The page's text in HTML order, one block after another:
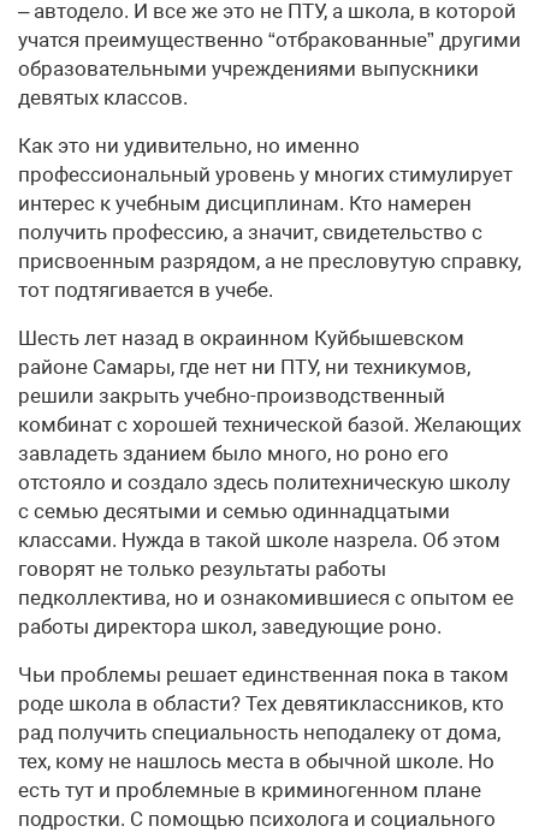
– автодело. И все же это не ПТУ, а школа, в которой
учатся преимущественно “отбракованные” другими
образовательными учреждениями выпускники
девятых классов.
Как это ни удивительно, но именно
профессиональный уровень у многих стимулирует
интерес к учебным дисциплинам. Кто намерен
получить профессию, а значит, свидетельство с
присвоенным разрядом, а не пресловутую справку,
тот подтягивается в учебе.
Шесть лет назад в окраинном Куйбышевском
районе Самары, где нет ни ПТУ, ни техникумов,
решили закрыть учебно-производственный
комбинат с хорошей технической базой. Желающих
завладеть зданием было много, но роно его
отстояло и создало здесь политехническую школу
с семью десятыми и семью одиннадцатыми
классами. Нужда в такой школе назрела. Об этом
говорят не только результаты работы
педколлектива, но и ознакомившиеся с опытом ее
работы директора школ, заведующие роно.
Чьи проблемы решает единственная пока в таком
роде школа в области? Тех девятиклассников, кто
рад получить специальность неподалеку от дома,
тех, кому не нашлось места в обычной школе. Но
есть тут и проблемные в криминогенном плане
подростки. С помощью психолога и социального